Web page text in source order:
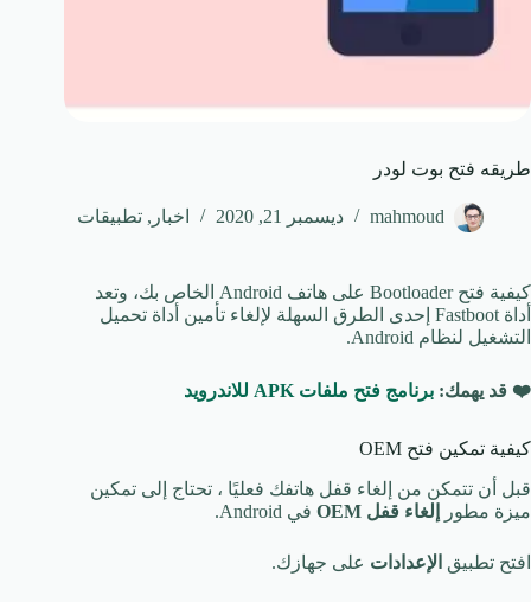
طريقه فتح بوت لودر
mahmoud ديسمبر 21, 2020 اخبار , تطبيقات
كيفية فتح Bootloader على هاتف Android الخاص بك، وتعد
أداة Fastboot إحدى الطرق السهلة لإلغاء تأمين أداة تحميل
التشغيل لنظام Android.
❤️ قد يهمك: برنامج فتح ملفات APK للاندرويد
كيفية تمكين فتح OEM
قبل أن تتمكن من إلغاء قفل هاتفك فعليًا ، تحتاج إلى تمكين
ميزة مطور
إلغاء قفل OEM في Android.
افتح تطبيق الإعدادات على جهازك.